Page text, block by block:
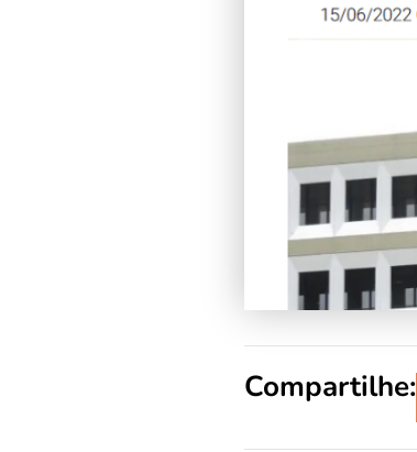
Compartilhe: